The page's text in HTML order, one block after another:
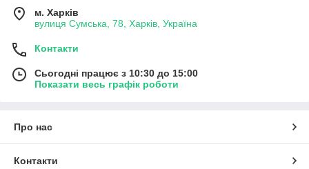
м. Харків
вулиця Сумська, 78, Харків, Україна
Контакти
Сьогодні працює з 10:30 до 15:00
Показати весь графік роботи
Про нас
Контакти